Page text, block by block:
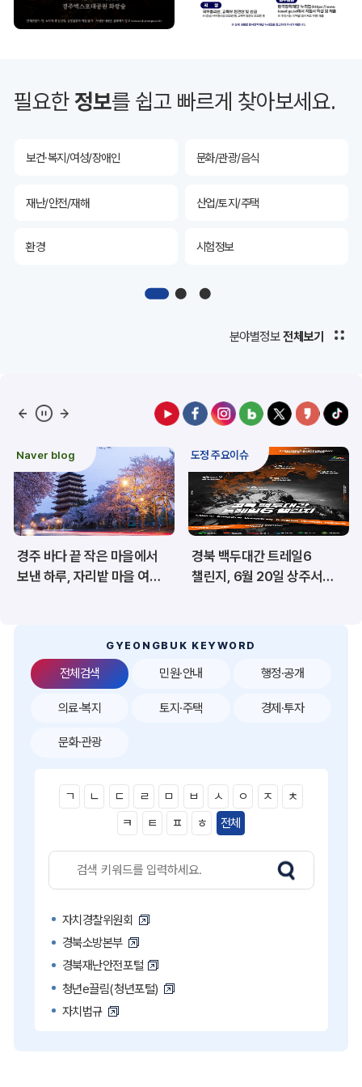
필요한정보를 쉽고 빠르게 찾아보세요.
투자유치 공공데이터&통계
산림 해양/수산
보건·복지/여성/장애인 문화/관광/음식
재난/안전/재해 산업/토지/주택
환경 시험정보
디지털아카이브
공공데이터&통계
산림 해양/수산
보건·복지/여성/장애인 문화/관광/음식
재난/안전/재해 산업/토지/주택
환경 시험정보
공공데이터&통계
분야별정보 전체보기
Naver blog
경주 바다 끝 작은 마을에서
보낸 하루, 자리밭 마을 여름
도정 주요이슈
경북 백두대간 트레일6
챌린지, 6월 20일 상주서
GYEONGBUK KEYWORD
전체검색
ㄱ ㄴ ㄷ ㄹ ㅁ ㅂ ㅅ ㅇ ㅈ
ㅊ
ㅋ
ㅌ ㅍ ㅎ 전체
자치경찰위원회
경북소방본부
경북재난안전포털
청년e끌림(청년포털)
자치법규
민원·안내 행정·공개
의료·복지 토지·주택 경제·투자
문화·관광